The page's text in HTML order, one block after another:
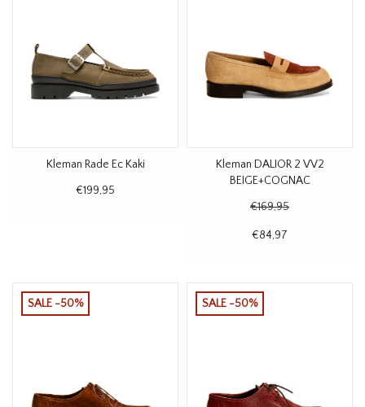
Kleman Rade Ec Kaki
€199,95
Kleman DALIOR 2 VV2
BEIGE+COGNAC
€169,95
€84,97
SALE -50% SALE -50%